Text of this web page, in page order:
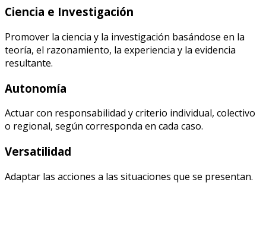
Ciencia e Investigación
Promover la ciencia y la investigación basándose en la
teoría, el razonamiento, la experiencia y la evidencia
resultante.
Autonomía
Actuar con responsabilidad y criterio individual, colectivo
o regional, según corresponda en cada caso.
Versatilidad
Adaptar las acciones a las situaciones que se presentan.